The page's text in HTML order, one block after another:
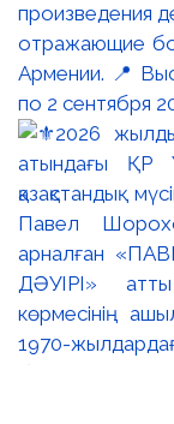
произведения
отражающие
Армении. 📍
по 2 сентября